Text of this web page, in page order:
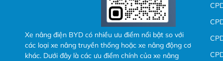
Xe nâng điện BYD có nhiều ưu điểm nổi bật so với
các loại xe nâng truyền thống hoặc xe nâng động cơ
khác. Dưới đây là các ưu điểm chính của xe nâng